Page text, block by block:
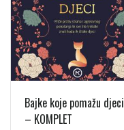
Bajke koje pomažu djeci
– KOMPLET